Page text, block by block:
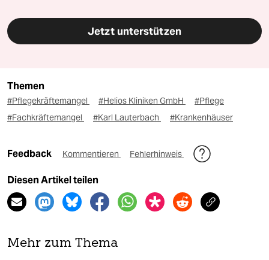
Jetzt unterstützen
Themen
#Pflegekräftemangel #Helios Kliniken GmbH
#Pflege
#Fachkräftemangel
#Karl Lauterbach #Krankenhäuser
Feedback Kommentieren Fehlerhinweis
Diesen Artikel teilen
Mehr zum Thema